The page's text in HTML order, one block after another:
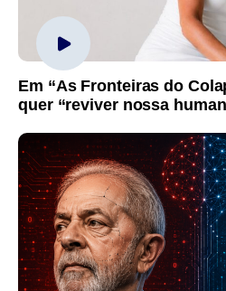
Em “As Fronteiras do
quer “reviver nossa